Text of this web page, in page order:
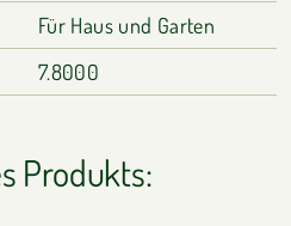
Für Haus und Garten
7.8000
Produkts: